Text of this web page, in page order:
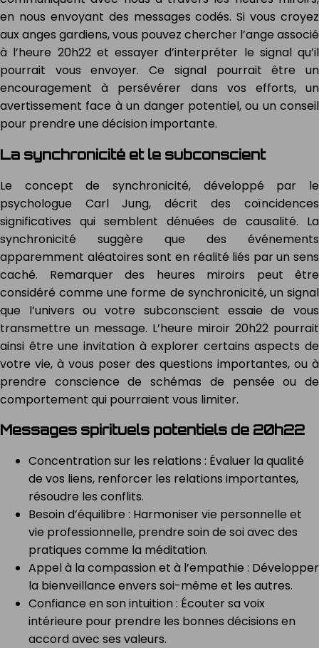
en nous envoyant des messages codés. Si vous croyez
aux anges gardiens, vous pouvez chercher l’ange associé
à l’heure 20h22 et essayer d’interpréter le signal qu’il
pourrait vous envoyer. Ce signal pourrait être un
encouragement à persévérer dans vos efforts, un
avertissement face à un danger potentiel, ou un conseil
pour prendre une décision importante.
La synchronicité et le subconscient
Le concept de synchronicité, développé par le
psychologue Carl Jung, décrit des coïncidences
significatives qui semblent dénuées de causalité. La
synchronicité suggère que des événements
apparemment aléatoires sont en réalité liés par un sens
caché. Remarquer des heures miroirs peut être
considéré comme une forme de synchronicité, un signal
que l’univers ou votre subconscient essaie de vous
transmettre un message. L’heure miroir 20h22 pourrait
ainsi être une invitation à explorer certains aspects de
votre vie, à vous poser des questions importantes, ou à
prendre conscience de schémas de pensée ou de
comportement qui pourraient vous limiter.
Messages spirituels potentiels de 20h22
Concentration sur les relations : Évaluer la qualité
de vos liens, renforcer les relations importantes,
résoudre les conflits.
Besoin d’équilibre : Harmoniser vie personnelle et
vie professionnelle, prendre soin de soi avec des
pratiques comme la méditation.
Appel à la compassion et à l’empathie : Développer
la bienveillance envers soi-même et les autres.
Confiance en son intuition : Écouter sa voix
intérieure pour prendre les bonnes décisions en
accord avec ses valeurs.